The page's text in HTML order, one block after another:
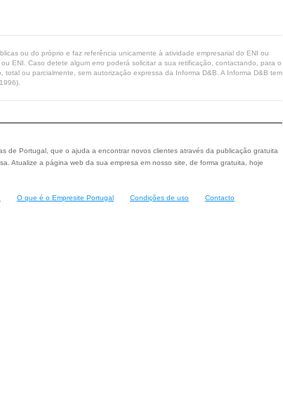
ou do próprio e faz referência unicamente à atividade empresarial do ENI ou
ENI. Caso detete algum erro poderá solicitar a sua retificação, contactando, para o
ou parcialmente, sem autorização expressa da Informa D&B. A Informa D&B tem
de Portugal, que o ajuda a encontrar novos clientes através da publicação gratuita
Atualize a página web da sua empresa em nosso site, de forma gratuita, hoje
O que é o Empresite Portugal Condições de uso Contacto